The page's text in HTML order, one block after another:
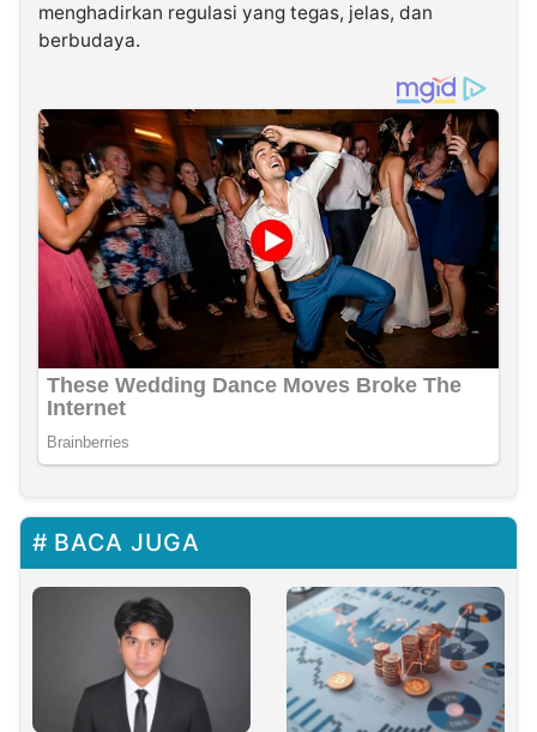
menghadirkan regulasi yang tegas, jelas, dan
berbudaya.
BACA JUGA